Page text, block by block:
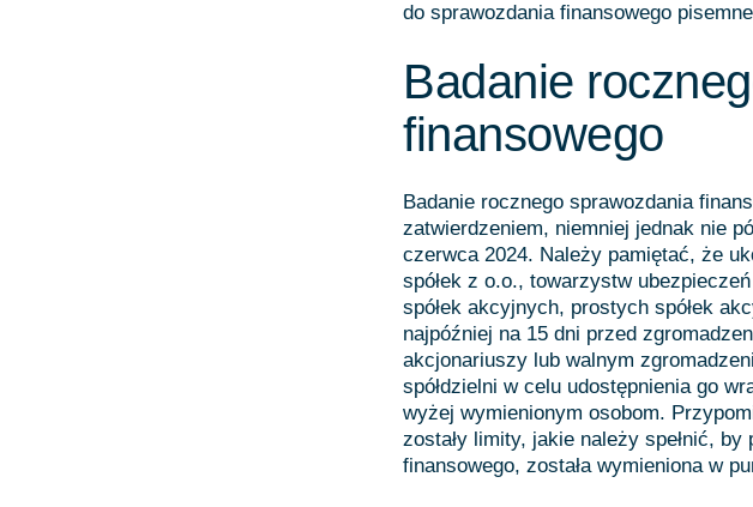
do sprawozdania finansowego
Badanie
finansowego
Badanie rocznego sprawozdania
zatwierdzeniem, niemniej jednak nie
czerwca 2024. Należy pamiętać, że
spółek z o.o., towarzystw
spółek akcyjnych, prostych spółek
najpóźniej na 15 dni przed
akcjonariuszy lub walnym
spółdzielni w celu udostępnienia go
wyżej wymienionym osobom.
zostały limity, jakie należy spełnić,
finansowego, została wymieniona w